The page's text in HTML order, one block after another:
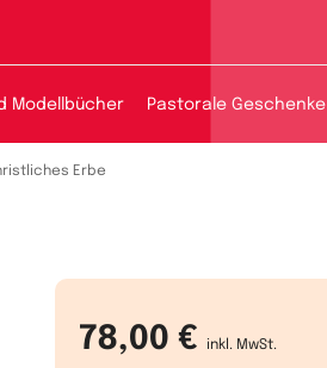
Modellbücher Pastorale Geschenke
Erbe
78,00 € inkl. MwSt.